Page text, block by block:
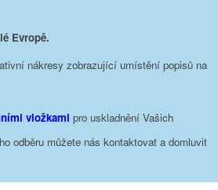
Evropě.
nákresy zobrazující umístění popisů na
vložkami pro uskladnění Vašich
odběru můžete nás kontaktovat a domluvit